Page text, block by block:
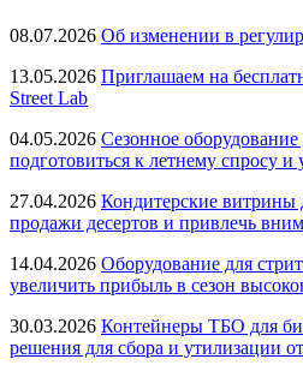
08.07.2026 Об изменении в
13.05.2026 Приглашаем на
Street Lab
04.05.2026 Сезонное оборудование
подготовиться к летнему спросу
27.04.2026 Кондитерские витрины
продажи десертов и привлечь
14.04.2026 Оборудование для
увеличить прибыль в сезон
30.03.2026 Контейнеры ТБО для
решения для сбора и утилизации